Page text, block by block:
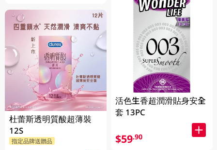
杜蕾斯透明質酸超薄裝
12S
指定品牌送贈品
活色生香超潤滑貼身安全
套 13PC
$59.90